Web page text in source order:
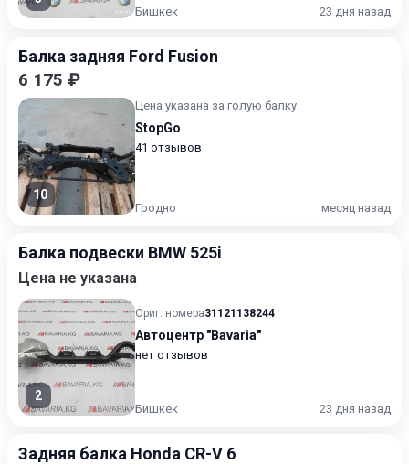
Бишкек 23 дня назад
Балка задняя Ford Fusion
6 175 ₽
10
Цена указана за голую балку
StopGo
41 отзывов
Гродно месяц назад
Балка подвески BMW 525i
Цена не указана
2
Ориг. номера31121138244
Автоцентр "Bavaria"
нет отзывов
Бишкек 23 дня назад
Задняя балка Honda CR-V 6